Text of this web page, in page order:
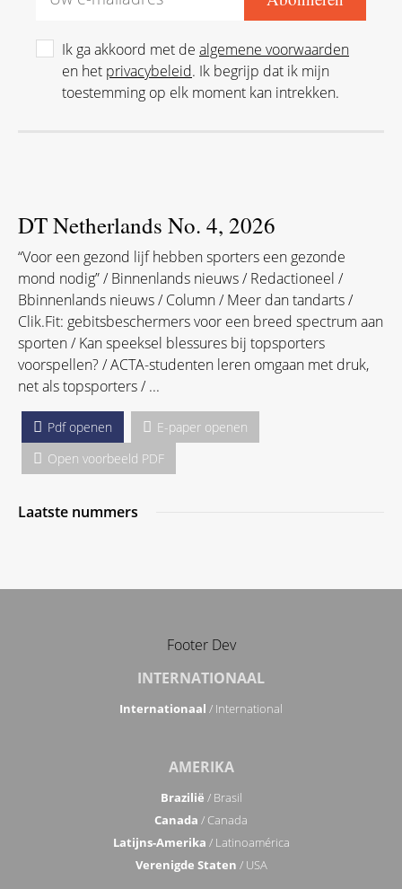
Ik ga akkoord met de algemene voorwaarden
en het privacybeleid. Ik begrijp dat ik mijn
toestemming op elk moment kan intrekken.
DT Netherlands No. 4, 2026
“Voor een gezond lijf hebben sporters een gezonde
mond nodig” / Binnenlands nieuws / Redactioneel /
Bbinnenlands nieuws / Column / Meer dan tandarts /
Clik.Fit: gebitsbeschermers voor een breed spectrum aan
sporten / Kan speeksel blessures bij topsporters
voorspellen? / ACTA-studenten leren omgaan met druk,
net als topsporters / ...
Pdf openen
E-paper openen
Open voorbeeld PDF
Laatste nummers
Footer Dev
INTERNATIONAAL
Internationaal / International
AMERIKA
Brazilië / Brasil
Canada / Canada
Latijns-Amerika / Latinoamérica
Verenigde Staten / USA